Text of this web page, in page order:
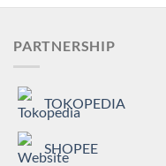
PARTNERSHIP
TOKOPEDIA
SHOPEE